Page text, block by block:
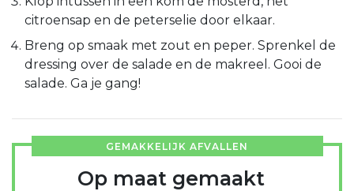
citroensap en de peterselie door elkaar.
Breng op smaak met zout en peper. Sprenkel de
dressing over de salade en de makreel. Gooi de
salade. Ga je gang!
GEMAKKELIJK AFVALLEN
Op maat gemaakt